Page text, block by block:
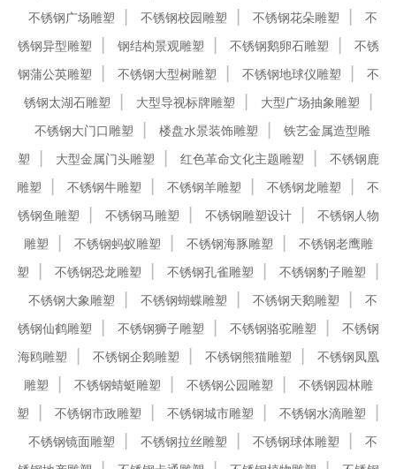
不锈钢广场雕塑
不锈钢校园雕塑 不锈钢花朵雕塑
不
锈钢异型雕塑
钢结构景观雕塑 不锈钢鹅卵石雕塑
不锈
钢蒲公英雕塑
不锈钢大型树雕塑 不锈钢地球仪雕塑
不
锈钢太湖石雕塑
大型导视标牌雕塑
大型广场抽象雕塑
不锈钢大门口雕塑
楼盘水景装饰雕塑
铁艺金属造型雕
塑
大型金属门头雕塑 红色革命文化主题雕塑
不锈钢鹿
雕塑
不锈钢牛雕塑 不锈钢羊雕塑 不锈钢龙雕塑
不
锈钢鱼雕塑
不锈钢马雕塑 不锈钢雕塑设计
不锈钢人物
雕塑
不锈钢蚂蚁雕塑 不锈钢海豚雕塑
不锈钢老鹰雕
塑
不锈钢恐龙雕塑 不锈钢孔雀雕塑
不锈钢豹子雕塑
不锈钢大象雕塑
不锈钢蝴蝶雕塑 不锈钢天鹅雕塑
不
锈钢仙鹤雕塑
不锈钢狮子雕塑 不锈钢骆驼雕塑
不锈钢
海鸥雕塑
不锈钢企鹅雕塑 不锈钢熊猫雕塑
不锈钢凤凰
雕塑
不锈钢蜻蜓雕塑 不锈钢公园雕塑
不锈钢园林雕
塑
不锈钢市政雕塑 不锈钢城市雕塑
不锈钢水滴雕塑
不锈钢镜面雕塑
不锈钢拉丝雕塑 不锈钢球体雕塑
不